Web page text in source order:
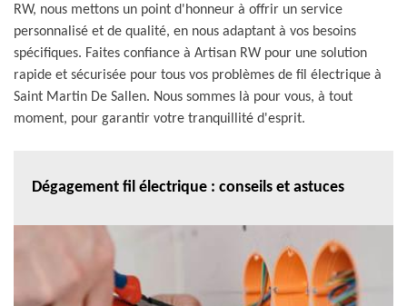
RW, nous mettons un point d'honneur à offrir un service
personnalisé et de qualité, en nous adaptant à vos besoins
spécifiques. Faites confiance à Artisan RW pour une solution
rapide et sécurisée pour tous vos problèmes de fil électrique à
Saint Martin De Sallen. Nous sommes là pour vous, à tout
moment, pour garantir votre tranquillité d'esprit.
Dégagement fil électrique : conseils et astuces